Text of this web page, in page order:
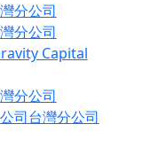
分公司
分公司
Capital
分公司
司台灣分公司